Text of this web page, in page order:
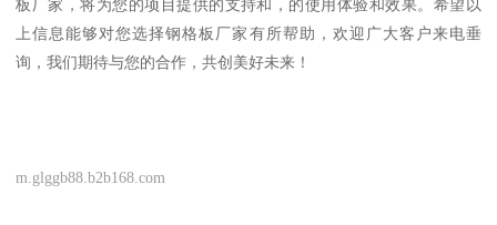
板厂家，将为您的项目提供的支持和，的使用体验和效果。希望以
上信息能够对您选择钢格板厂家有所帮助，欢迎广大客户来电垂
询，我们期待与您的合作，共创美好未来！
m.glggb88.b2b168.com